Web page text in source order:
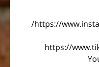
https://
https://